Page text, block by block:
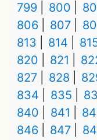
799
800
806
807
813
814
820
821
827
828
834
835
840
841
846
847